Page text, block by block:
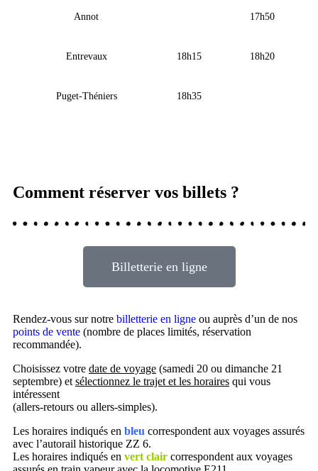
Annot 17h50
Entrevaux 18h15 18h20
Puget-Théniers 18h35
Comment réserver vos billets ?
Billetterie en ligne
Rendez-vous sur notre billetterie en ligne ou auprès d’un de nos
points de vente (nombre de places limités, réservation
recommandée).
Choisissez votre date de voyage (samedi 20 ou dimanche 21
septembre) et sélectionnez le trajet et les horaires qui vous
intéressent
(allers-retours ou allers-simples).
Les horaires indiqués en bleu correspondent aux voyages assurés
avec l’autorail historique ZZ 6.
Les horaires indiqués en vert clair correspondent aux voyages